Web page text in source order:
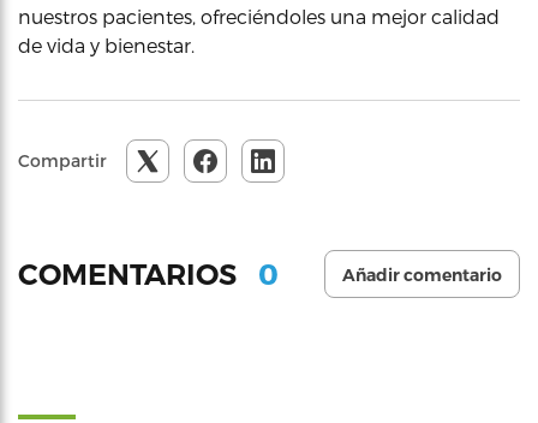
nuestros pacientes, ofreciéndoles una mejor calidad
de vida y bienestar.
Compartir
COMENTARIOS 0 Añadir comentario